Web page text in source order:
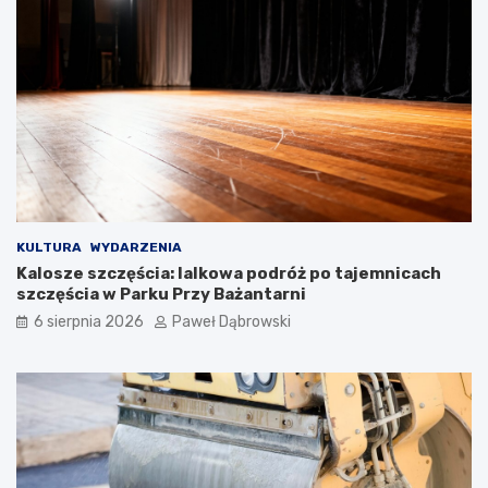
m
d
l
a
d
z
i
e
c
i
m
o
d
e
ż
KULTURA WYDARZENIA
Kalosze szczęścia: lalkowa podróż po tajemnicach
szczęścia w Parku Przy Bażantarni
6 sierpnia 2026 Paweł Dąbrowski